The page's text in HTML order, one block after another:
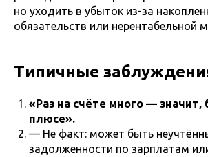
но уходить в убыток из-за
обязательств или нерентабельной
Типичные
«Раз на счёте много — значит,
плюсе».
— Не факт: может быть
задолженности по зарплатам